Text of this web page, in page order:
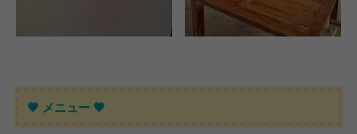
💗 メニュー 💗